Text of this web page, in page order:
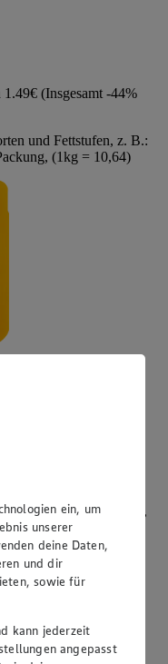
(Insgesamt -44%
und Fettstufen, z. B.:
(1kg = 10,64)
(Insgesamt -53%
Sorten und Fettstufen,
= 9,25/7,40)
ein, um
unserer
deine Daten,
und dir
sowie für
kann jederzeit
angepasst